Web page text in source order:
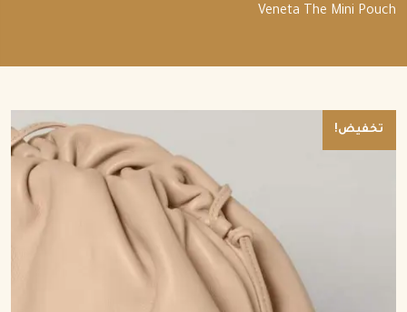
Veneta The Mini Pouch
تخفيض!